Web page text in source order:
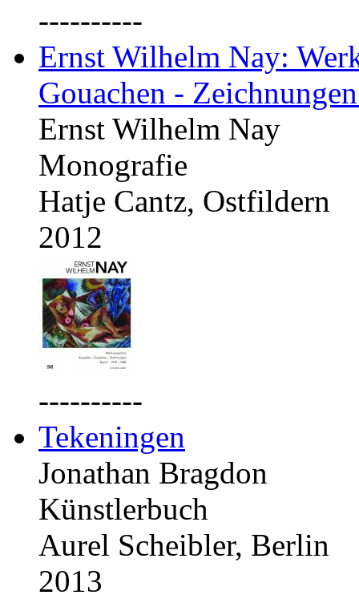
----------
Ernst Wilhelm Nay:
Gouachen -
Ernst Wilhelm Nay
Monografie
Hatje Cantz, Ostfildern
2012
----------
Tekeningen
Jonathan Bragdon
Künstlerbuch
Aurel Scheibler, Berlin
2013